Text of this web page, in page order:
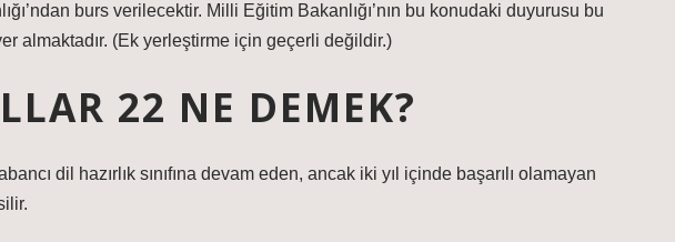
burs verilecektir. Milli Eğitim Bakanlığı’nın bu konudaki duyurusu bu
almaktadır. (Ek yerleştirme için geçerli değildir.)
22 NE DEMEK?
dil hazırlık sınıfına devam eden, ancak iki yıl içinde başarılı olamayan